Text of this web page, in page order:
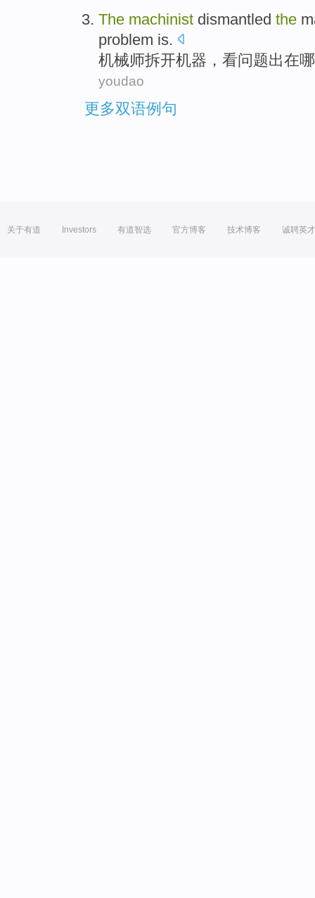
The machinist dismantled the
problem is.
机械师拆开机器 ， 看问题出在哪
youdao
更多双语例句
关于有道 Investors 有道智选 官方博客 技术博客 诚聘英才